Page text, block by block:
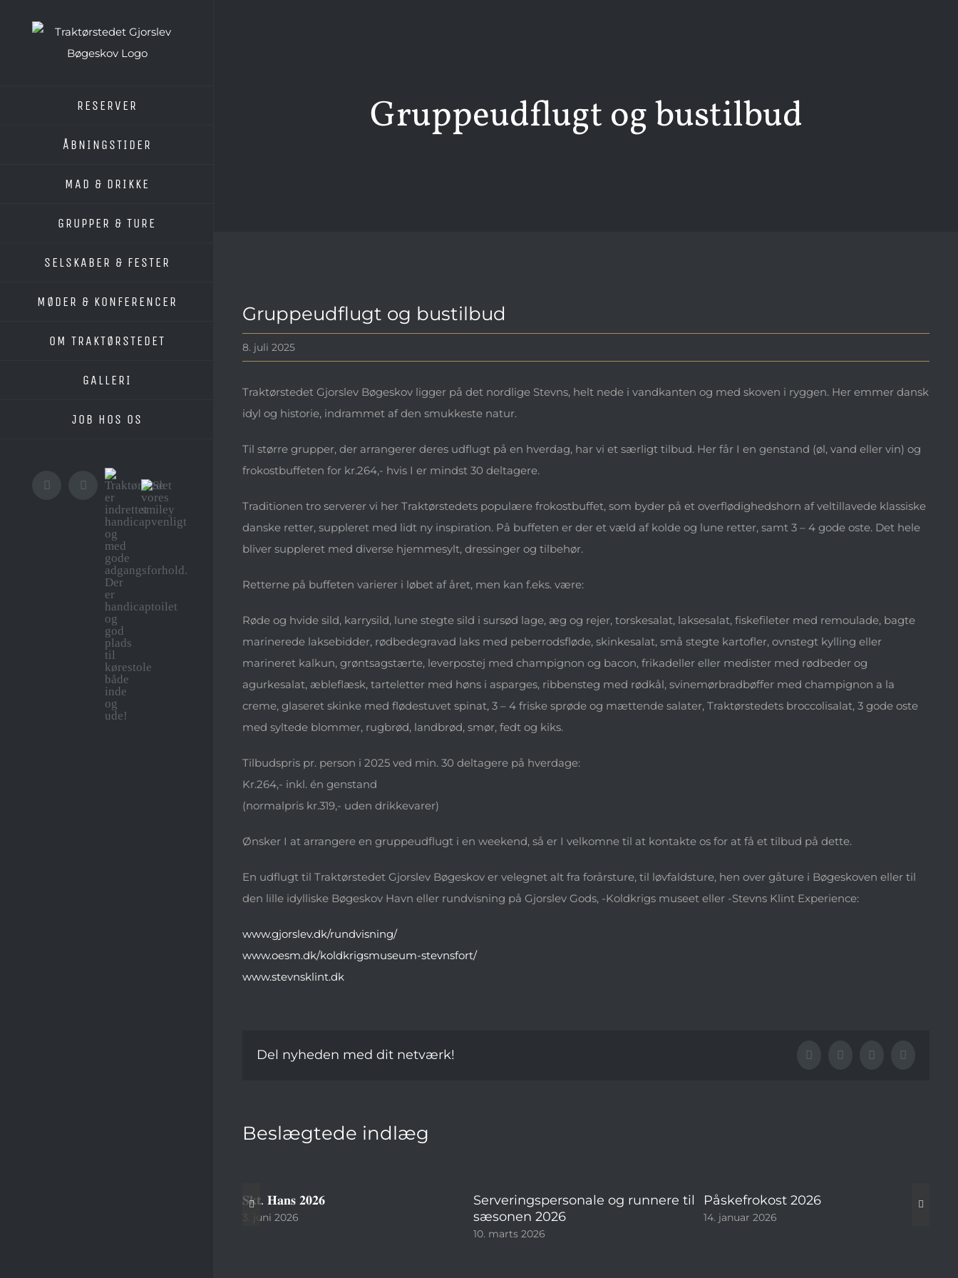
RESERVER
ÅBNINGSTIDER
MAD & DRIKKE
GRUPPER & TURE
SELSKABER & FESTER
MØDER & KONFERENCER
OM TRAKTØRSTEDET
GALLERI
JOB HOS OS
InstagramFacebookTraktørstedet
indrettet
handicapvenligt
med
gode
adgangsforhold.
Der
handicaptoilet
god
plads
kørestole
både
inde
ude!
Se
vores
smiley
Gruppeudflugt og bustilbud
større
billede
Gruppeudflugt og bustilbud
8. juli 2025
Traktørstedet Gjorslev Bøgeskov ligger på det nordlige Stevns, helt nede i vandkanten og med skoven i ryggen. Her emmer dansk
idyl og historie, indrammet af den smukkeste natur.
Til større grupper, der arrangerer deres udflugt på en hverdag, har vi et særligt tilbud. Her får I en genstand (øl, vand eller vin) og
frokostbuffeten for kr.264,- hvis I er mindst 30 deltagere.
Traditionen tro serverer vi her Traktørstedets populære frokostbuffet, som byder på et overflødighedshorn af veltillavede klassiske
danske retter, suppleret med lidt ny inspiration. På buffeten er der et væld af kolde og lune retter, samt 3 – 4 gode oste. Det hele
bliver suppleret med diverse hjemmesylt, dressinger og tilbehør.
Retterne på buffeten varierer i løbet af året, men kan f.eks. være:
Røde og hvide sild, karrysild, lune stegte sild i sursød lage, æg og rejer, torskesalat, laksesalat, fiskefileter med remoulade, bagte
marinerede laksebidder, rødbedegravad laks med peberrodsfløde, skinkesalat, små stegte kartofler, ovnstegt kylling eller
marineret kalkun, grøntsagstærte, leverpostej med champignon og bacon, frikadeller eller medister med rødbeder og
agurkesalat, æbleflæsk, tarteletter med høns i asparges, ribbensteg med rødkål, svinemørbradbøffer med champignon a la
creme, glaseret skinke med flødestuvet spinat, 3 – 4 friske sprøde og mættende salater, Traktørstedets broccolisalat, 3 gode oste
med syltede blommer, rugbrød, landbrød, smør, fedt og kiks.
Tilbudspris pr. person i 2025 ved min. 30 deltagere på hverdage:
Kr.264,- inkl. én genstand
(normalpris kr.319,- uden drikkevarer)
Ønsker I at arrangere en gruppeudflugt i en weekend, så er I velkomne til at kontakte os for at få et tilbud på dette.
En udflugt til Traktørstedet Gjorslev Bøgeskov er velegnet alt fra forårsture, til løvfaldsture, hen over gåture i Bøgeskoven eller til
den lille idylliske Bøgeskov Havn eller rundvisning på Gjorslev Gods, -Koldkrigs museet eller -Stevns Klint Experience:
www.gjorslev.dk/rundvisning/
www.oesm.dk/koldkrigsmuseum-stevnsfort/
www.stevnsklint.dk
Del nyheden med dit netværk! FacebookLinkedInPinterest
E-
Beslægtede indlæg
𝐒𝐤𝐭. 𝐇𝐚𝐧𝐬 𝟐𝟎𝟐𝟔
3. juni 2026
Serveringspersonale og runnere til
sæsonen 2026
10. marts 2026
Påskefrokost 2026
14. januar 2026